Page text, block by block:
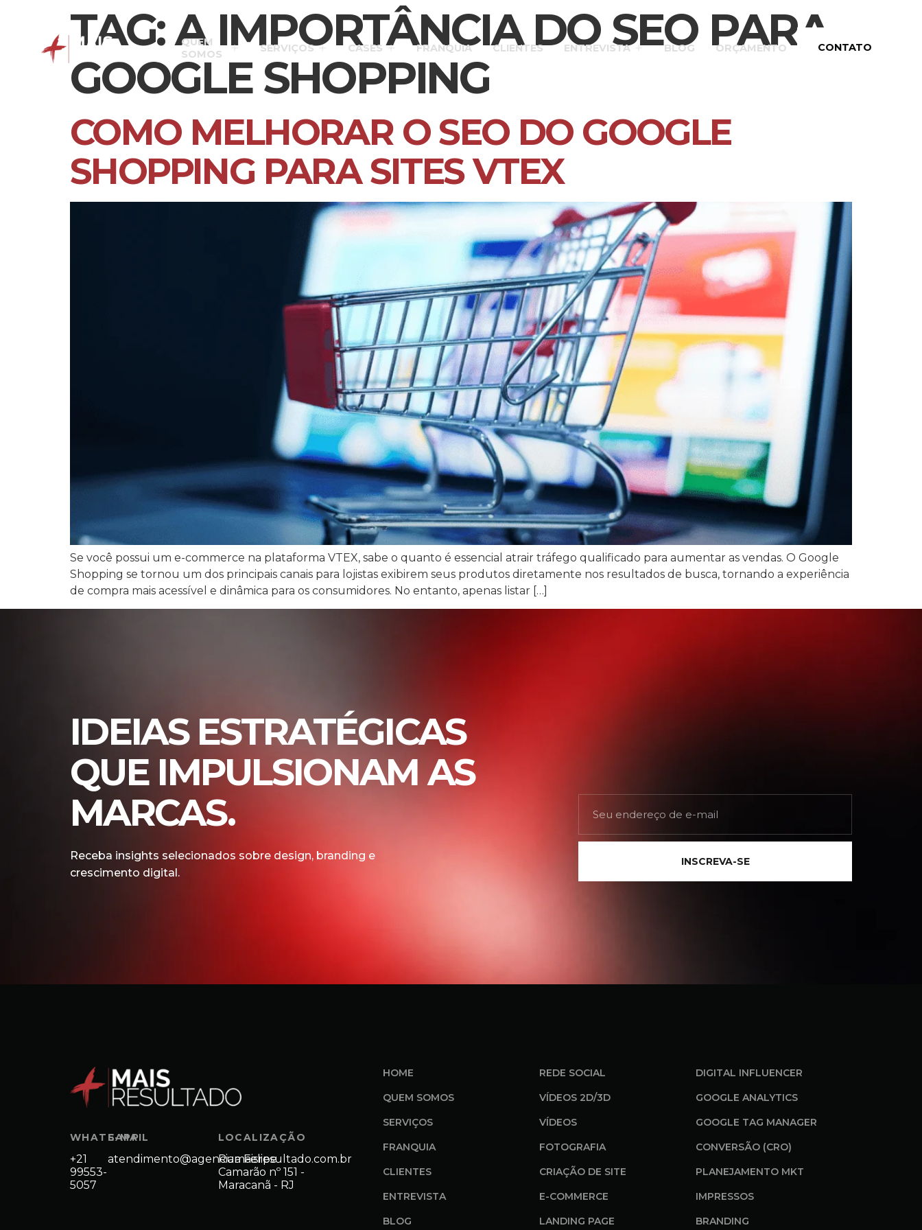
QUEM
SOMOS
SERVIÇOS CASES FRANQUIA CLIENTES ENTREVISTA BLOG ORÇAMENTO CONTATO
TAG:A IMPORTÂNCIA DO SEO PARA
GOOGLE SHOPPING
COMO MELHORAR O SEO DO GOOGLE
SHOPPING PARA SITES VTEX
Se você possui um e-commerce na plataforma VTEX, sabe o quanto é essencial atrair tráfego qualificado para aumentar as vendas. O Google
Shopping se tornou um dos principais canais para lojistas exibirem seus produtos diretamente nos resultados de busca, tornando a experiência
de compra mais acessível e dinâmica para os consumidores. No entanto, apenas listar […]
IDEIAS ESTRATÉGICAS
QUE IMPULSIONAM AS
MARCAS.
Receba insights selecionados sobre design, branding e
crescimento digital.
INSCREVA-SE
WHATSAPP
+21
99553-
5057
E-MAIL
atendimento@agenciamaisresultado.com.br
LOCALIZAÇÃO
Rua Felipe
Camarão nº 151 -
Maracanã - RJ
HOME
QUEM SOMOS
SERVIÇOS
FRANQUIA
CLIENTES
ENTREVISTA
BLOG
REDE SOCIAL
VÍDEOS 2D/3D
VÍDEOS
FOTOGRAFIA
CRIAÇÃO DE SITE
E-COMMERCE
LANDING PAGE
DIGITAL INFLUENCER
GOOGLE ANALYTICS
GOOGLE TAG MANAGER
CONVERSÃO (CRO)
PLANEJAMENTO MKT
IMPRESSOS
BRANDING